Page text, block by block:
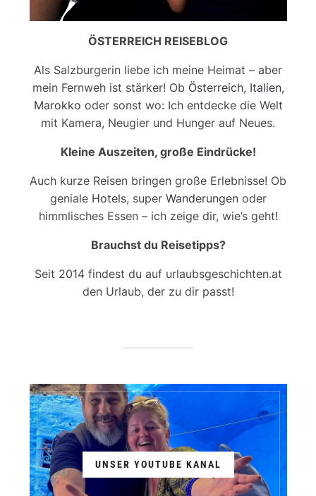
ÖSTERREICH REISEBLOG
Als Salzburgerin liebe ich meine Heimat – aber
mein Fernweh ist stärker! Ob Österreich, Italien,
Marokko oder sonst wo: Ich entdecke die Welt
mit Kamera, Neugier und Hunger auf Neues.
Kleine Auszeiten, große Eindrücke!
Auch kurze Reisen bringen große Erlebnisse! Ob
geniale Hotels, super Wanderungenoder
himmlisches Essen – ich zeige dir, wie’s geht!
Brauchst du Reisetipps?
Seit 2014 findest du auf urlaubsgeschichten.at
den Urlaub, der zu dir passt!
UNSER YOUTUBE KANAL